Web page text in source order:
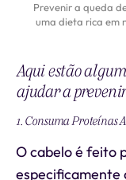
Prevenir a queda
uma dieta rica em
Aqui estão
ajudar a
1. Consuma Proteínas
O cabelo é feito
especificamente